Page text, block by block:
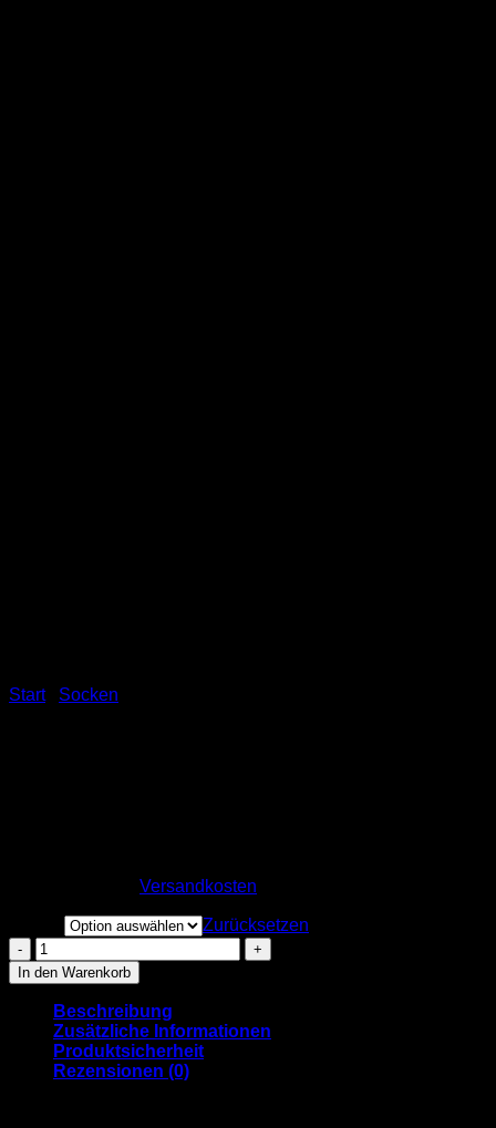
Start Socken
Versandkosten
Zurücksetzen
WWW-
Socke
"WWW"
blau-
grün/WWW-
farbig
Menge
In den Warenkorb
Beschreibung
Zusätzliche Informationen
Produktsicherheit
Rezensionen (0)